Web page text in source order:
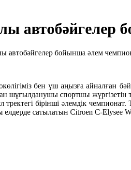
автобәйгелер бойынша әлем
бен үш аңызға айналған
шұғылданушы спортшы жүргізетін
бірінші әлемдік
сатылатын Citroen C-Elysee